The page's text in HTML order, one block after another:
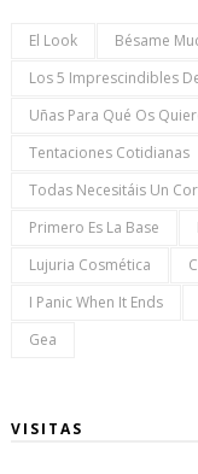
El Look Bésame
Los 5 Imprescindibles
Uñas Para Qué Os
Tentaciones Cotidianas
Todas Necesitáis Un
Primero Es La Base
Lujuria Cosmética
I Panic When It Ends
Gea
VISITAS